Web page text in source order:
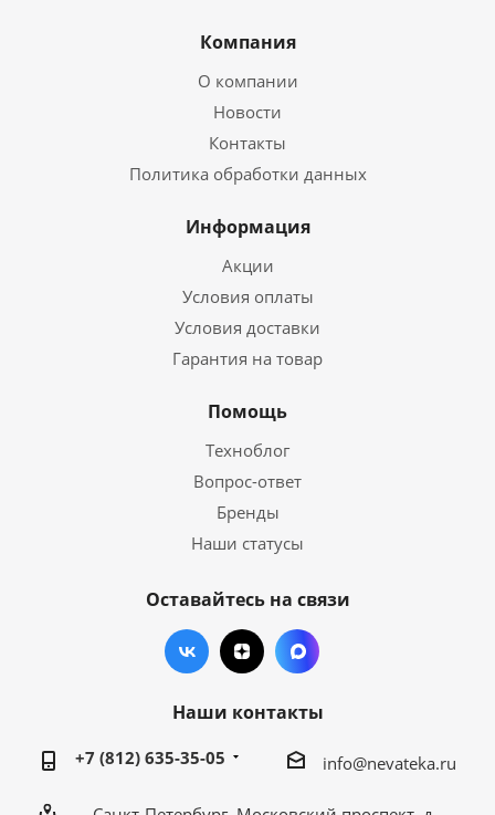
Компания
О компании
Новости
Контакты
Политика обработки данных
Информация
Акции
Условия оплаты
Условия доставки
Гарантия на товар
Помощь
Техноблог
Вопрос-ответ
Бренды
Наши статусы
Оставайтесь на связи
Наши контакты
+7 (812) 635-35-05 info@nevateka.ru